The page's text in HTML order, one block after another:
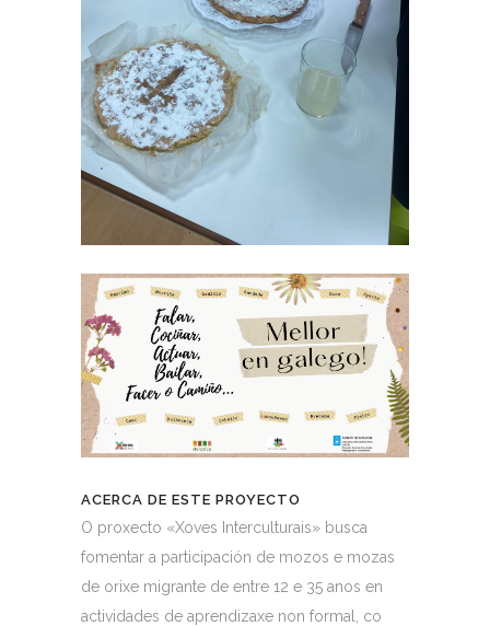
ACERCA DE ESTE PROYECTO
O proxecto «Xoves Interculturais» busca
fomentar a participación de mozos e mozas
de orixe migrante de entre 12 e 35 anos en
actividades de aprendizaxe non formal, co